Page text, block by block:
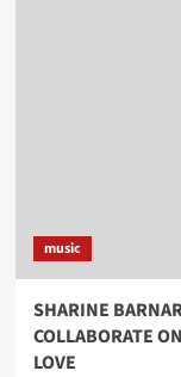
music
SHARINE
COLLABORATE
LOVE